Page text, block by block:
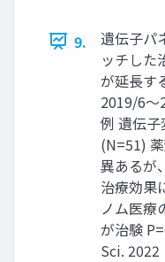
9.
遺伝子パ
ッチした
が延長す
2019/6～
例 遺伝子
(N=51)
異あるが
治療効果
ノム医療
が治験
Sci. 2022